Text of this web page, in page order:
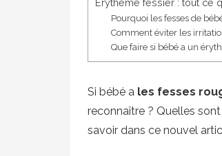
Érythème fessier : tout ce
Pourquoi les fesses de
Comment éviter les
Que faire si bébé a un
Si bébé a les fesses
reconnaître ? Quelles
savoir dans ce nouvel